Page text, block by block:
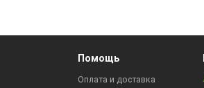
Помощь
Оплата и доставка